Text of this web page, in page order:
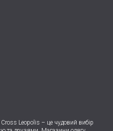
Leopolis – це чудовий вибір